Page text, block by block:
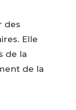
des
Elle
de la
de la